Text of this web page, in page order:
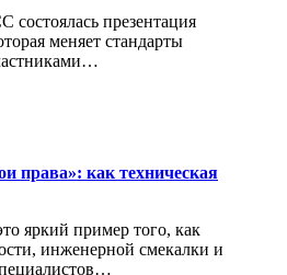
состоялась презентация
меняет стандарты
права»: как техническая
яркий пример того, как
инженерной смекалки и